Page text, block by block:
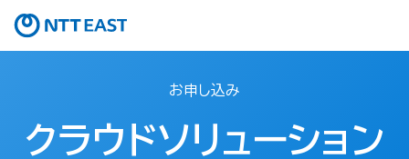
お申し込み
クラウドソリューション